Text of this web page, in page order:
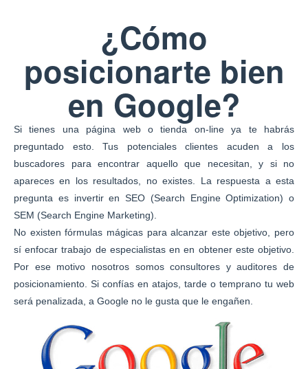
¿Cómo
posicionarte bien
en Google?
Si tienes una página web o tienda on-line ya te habrás
preguntado esto. Tus potenciales clientes acuden a los
buscadores para encontrar aquello que necesitan, y si no
apareces en los resultados, no existes. La respuesta a esta
pregunta es invertir en SEO (Search Engine Optimization) o
SEM (Search Engine Marketing).
No existen fórmulas mágicas para alcanzar este objetivo, pero
sí enfocar trabajo de especialistas en en obtener este objetivo.
Por ese motivo nosotros somos consultores y auditores de
posicionamiento. Si confías en atajos, tarde o temprano tu web
será penalizada, a Google no le gusta que le engañen.